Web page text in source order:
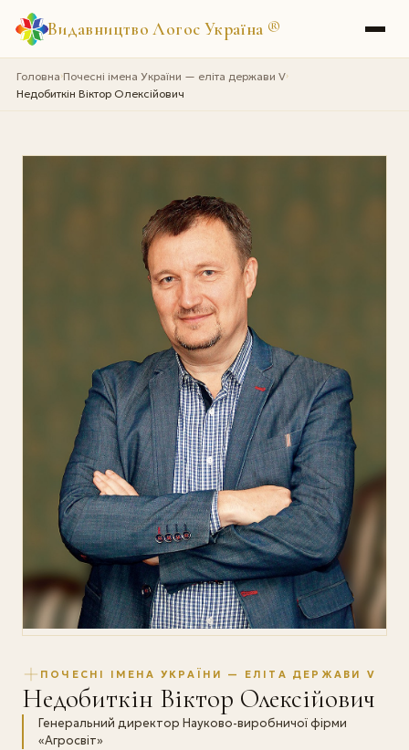
Видавництво Логос Україна ®
Головна›Почесні імена України — еліта держави V›
Недобиткін Віктор Олексійович
ПОЧЕСНІ ІМЕНА УКРАЇНИ — ЕЛІТА ДЕРЖАВИ V
Недобиткін Віктор Олексійович
Генеральний директор Науково-виробничої фірми
«Агросвіт»